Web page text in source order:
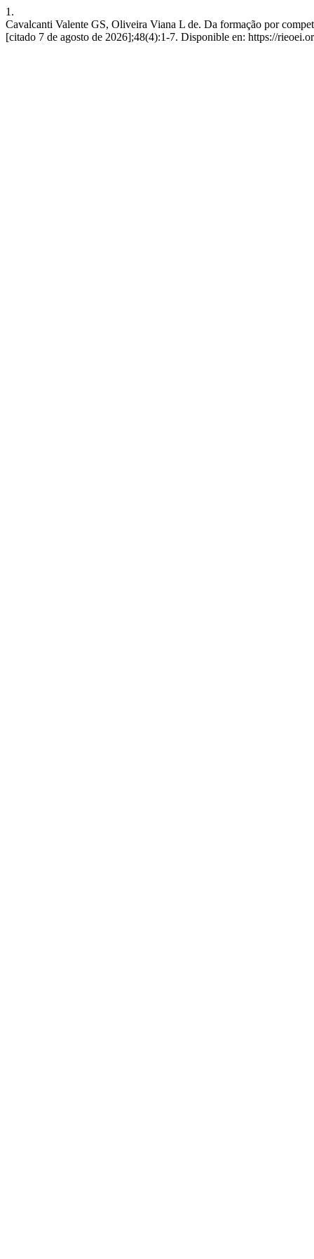
1.
Cavalcanti Valente GS, Oliveira Viana L de. Da formação por
[citado 7 de agosto de 2026];48(4):1-7. Disponible en: https://